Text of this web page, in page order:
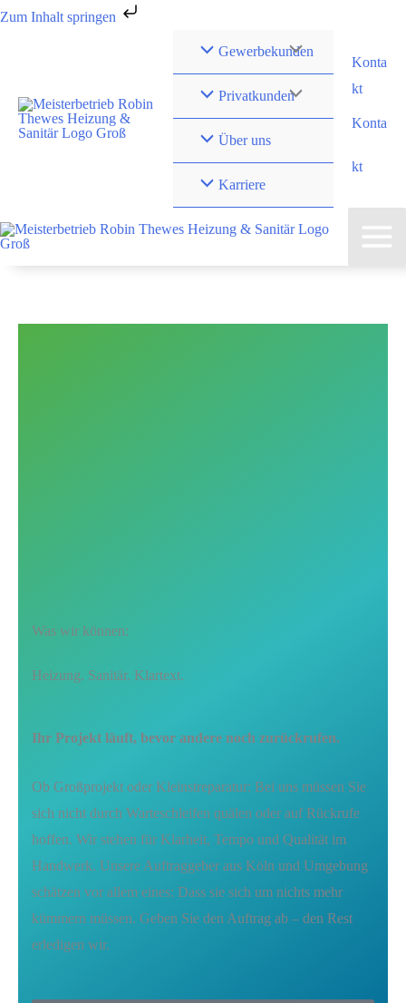
Zum Inhalt springen
Gewerbekunden
Privatkunden
Über uns
Karriere
Konta
kt
Konta
kt
Was wir können:
Heizung. Sanitär. Klartext.
Ihr Projekt läuft, bevor andere noch zurückrufen.
Ob Großprojekt oder Kleinst­reparatur: Bei uns müssen Sie
sich nicht durch Warteschleifen quälen oder auf Rückrufe
hoffen. Wir stehen für Klarheit, Tempo und Qualität im
Handwerk. Unsere Auftraggeber aus Köln und Umgebung
schätzen vor allem eines: Dass sie sich um nichts mehr
kümmern müssen. Geben Sie den Auftrag ab – den Rest
erledigen wir.